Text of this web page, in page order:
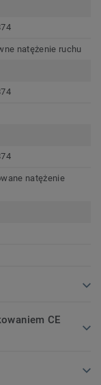
natężenie ruchu
natężenie
CE